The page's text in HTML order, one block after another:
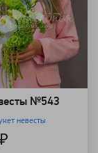
№543
невесты